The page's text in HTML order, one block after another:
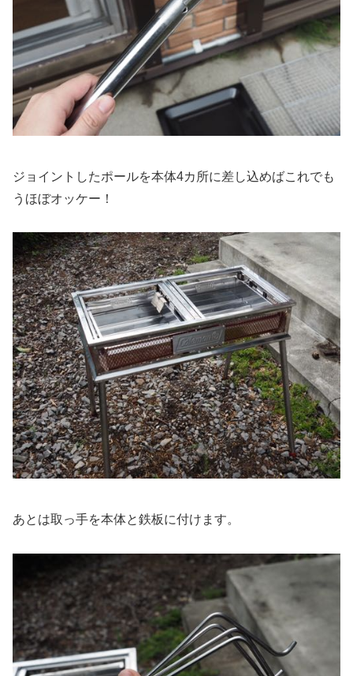
ジョイントしたポールを本体4カ所に差し込めばこれでも
うほぼオッケー！
あとは取っ手を本体と鉄板に付けます。